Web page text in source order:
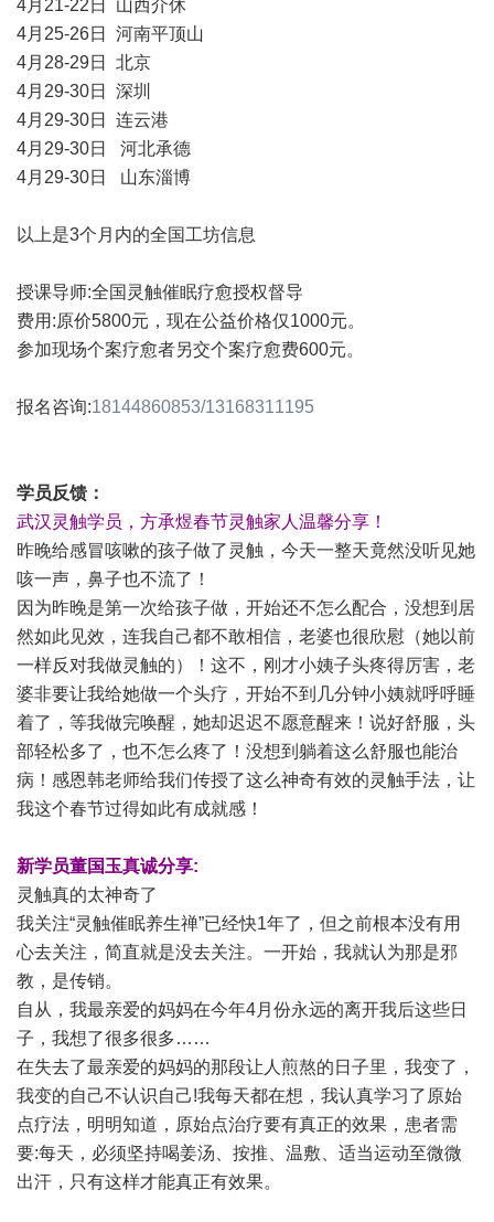
4月21-22日 山西介休
4月25-26日 河南平顶山
4月28-29日 北京
4月29-30日 深圳
4月29-30日 连云港
4月29-30日 河北承德
4月29-30日 山东淄博
以上是3个月内的全国工坊信息
授课导师:全国灵触催眠疗愈授权督导
费用:原价5800元，现在公益价格仅1000元。
参加现场个案疗愈者另交个案疗愈费600元。
报名咨询:18144860853/13168311195
学员反馈：
武汉灵触学员，方承煜春节灵触家人温馨分享！
昨晚给感冒咳嗽的孩子做了灵触，今天一整天竟然没听见她
咳一声，鼻子也不流了！
因为昨晚是第一次给孩子做，开始还不怎么配合，没想到居
然如此见效，连我自己都不敢相信，老婆也很欣慰（她以前
一样反对我做灵触的）！这不，刚才小姨子头疼得厉害，老
婆非要让我给她做一个头疗，开始不到几分钟小姨就呼呼睡
着了，等我做完唤醒，她却迟迟不愿意醒来！说好舒服，头
部轻松多了，也不怎么疼了！没想到躺着这么舒服也能治
病！感恩韩老师给我们传授了这么神奇有效的灵触手法，让
我这个春节过得如此有成就感！
新学员董国玉真诚分享:
灵触真的太神奇了
我关注“灵触催眠养生禅”已经快1年了，但之前根本没有用
心去关注，简直就是没去关注。一开始，我就认为那是邪
教，是传销。
自从，我最亲爱的妈妈在今年4月份永远的离开我后这些日
子，我想了很多很多……
在失去了最亲爱的妈妈的那段让人煎熬的日子里，我变了，
我变的自己不认识自己!我每天都在想，我认真学习了原始
点疗法，明明知道，原始点治疗要有真正的效果，患者需
要:每天，必须坚持喝姜汤、按推、温敷、适当运动至微微
出汗，只有这样才能真正有效果。